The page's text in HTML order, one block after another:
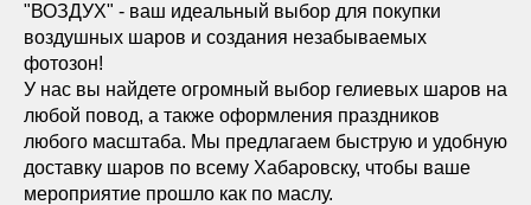
"ВОЗДУХ" - ваш идеальный выбор для покупки
воздушных шаров и создания незабываемых
фотозон!
У нас вы найдете огромный выбор гелиевых шаров на
любой повод, а также оформления праздников
любого масштаба. Мы предлагаем быструю и удобную
доставку шаров по всему Хабаровску, чтобы ваше
мероприятие прошло как по маслу.